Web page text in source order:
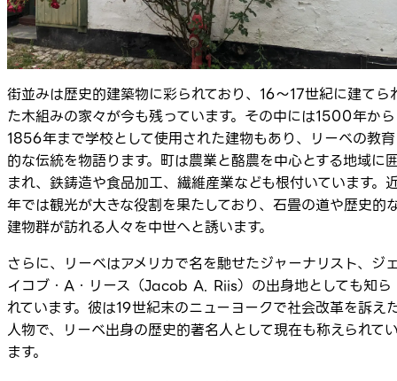
街並みは歴史的建築物に彩られており、16〜17世紀に建てら
た木組みの家々が今も残っています。その中には1500年から
1856年まで学校として使用された建物もあり、リーベの教育
的な伝統を物語ります。町は農業と酪農を中心とする地域に
まれ、鉄鋳造や食品加工、繊維産業なども根付いています。
年では観光が大きな役割を果たしており、石畳の道や歴史的
建物群が訪れる人々を中世へと誘います。
さらに、リーベはアメリカで名を馳せたジャーナリスト、ジ
イコブ・A・リース（Jacob A. Riis）の出身地としても知ら
れています。彼は19世紀末のニューヨークで社会改革を訴え
人物で、リーベ出身の歴史的著名人として現在も称えられて
ます。